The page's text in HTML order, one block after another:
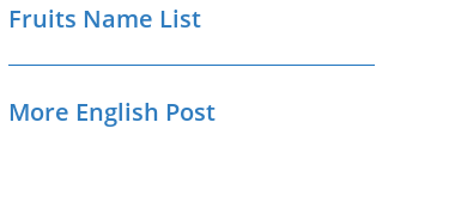
Fruits Name List
More English Post